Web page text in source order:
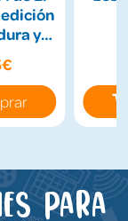
y
para